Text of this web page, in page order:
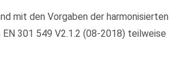
mit den Vorgaben der harmonisierten
EN 301 549 V2.1.2 (08-2018) teilweise